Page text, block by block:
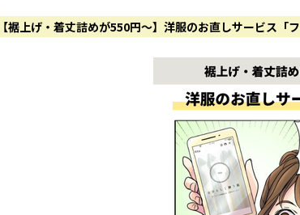
【裾上げ・着丈詰めが550円〜】洋服のお直しサービス「